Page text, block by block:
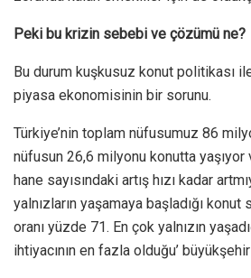
Peki bu krizin sebebi ve çözümü ne?
Bu durum kuşkusuz konut politikası
piyasa ekonomisinin bir sorunu.
Türkiye’nin toplam nüfusumuz 86
nüfusun 26,6 milyonu konutta yaşıyor
hane sayısındaki artış hızı kadar
yalnızların yaşamaya başladığı konut
oranı yüzde 71. En çok yalnızın
ihtiyacının en fazla olduğu’